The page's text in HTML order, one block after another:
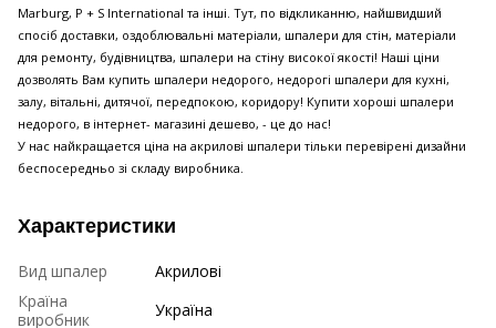
Marburg, P + S International та інші. Тут, по відкликанню, найшвидший
спосіб доставки, оздоблювальні матеріали, шпалери для стін, матеріали
для ремонту, будівництва, шпалери на стіну високої якості! Наші ціни
дозволять Вам купить шпалери недорого, недорогі шпалери для кухні,
залу, вітальні, дитячої, передпокою, коридору! Купити хороші шпалери
недорого, в інтернет- магазині дешево, - це до нас!
У нас найкращается ціна на акрилові шпалери тільки перевірені дизайни
беспосередньо зі складу виробника.
Характеристики
Вид шпалер
Акрилові
Країна
виробник
Україна